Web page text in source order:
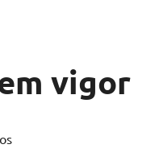
vigor